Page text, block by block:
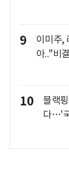
9
이미주,
아.."비
10
블랙
다…'